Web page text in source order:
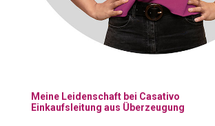
Meine Leidenschaft bei Casativo
Einkaufsleitung aus Überzeugung